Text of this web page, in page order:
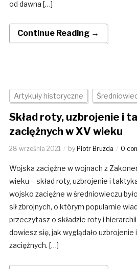
od dawna […]
Continue Reading →
Artykuły historyczne
Skład roty, uzbrojenie i
zaciężnych w XV wieku
28 września 2021 by Piotr Bruzda 0
Wojska zaciężne w wojnach z
wieku – skład roty, uzbrojenie i
wojsko zaciężne w średniowieczu
sił zbrojnych, o którym popularnie
przeczytasz o składzie roty i
dowiesz się, jak wyglądało
zaciężnych. […]